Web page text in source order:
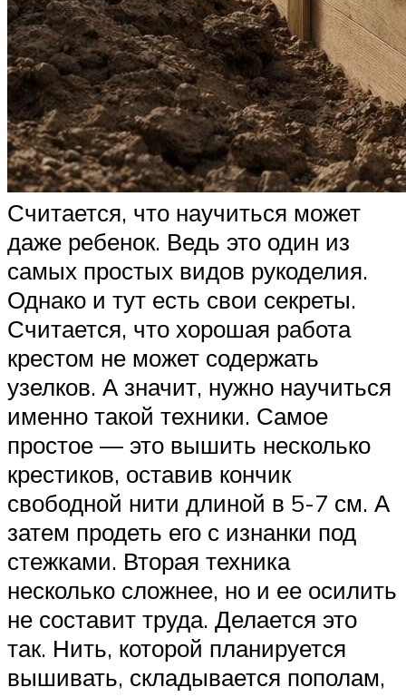
Считается, что научиться может
даже ребенок. Ведь это один из
самых простых видов рукоделия.
Однако и тут есть свои секреты.
Считается, что хорошая работа
крестом не может содержать
узелков. А значит, нужно научиться
именно такой техники. Самое
простое — это вышить несколько
крестиков, оставив кончик
свободной нити длиной в 5-7 см. А
затем продеть его с изнанки под
стежками. Вторая техника
несколько сложнее, но и ее осилить
не составит труда. Делается это
так. Нить, которой планируется
вышивать, складывается пополам,